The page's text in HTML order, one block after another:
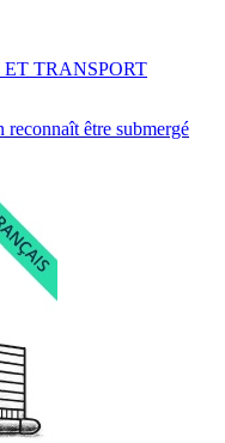
reconnaît être submergé
TRANSPORT